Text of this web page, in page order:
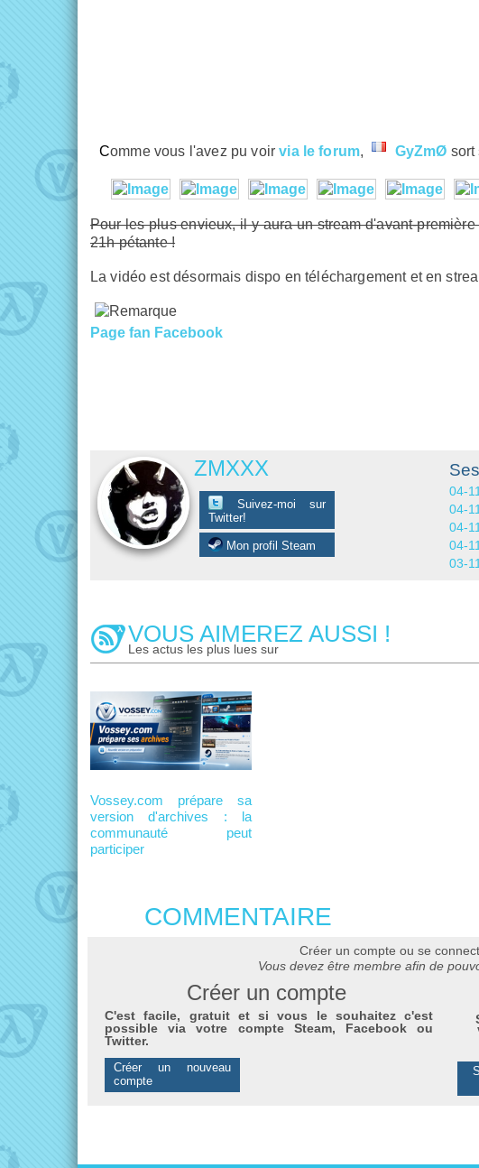
Comme vous l'avez pu voirvia le forum, GyZmØ sort
Pour les plus envieux, il y aura un stream d'avant-
21h pétante !
La vidéo est désormais dispo en téléchargement et en
Page fan Facebook
ZMXXX
Suivez-moi sur
Twitter!
Mon profil Steam
04-
04-
04-
04-
03-
VOUS AIMEREZ AUSSI !
Les actus les plus lues sur
Vossey.com prépare sa
version d'archives : la
communauté peut
participer
COMMENTAIRE
Créer un compte ou se
Vous devez être membre afin de
Créer un compte
C'est facile, gratuit et si vous le souhaitez c'est
possible via votre compte Steam, Facebook ou
Twitter.
Créer un nouveau
compte